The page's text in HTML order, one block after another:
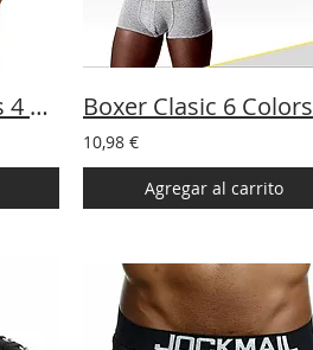
Suspensorio Rayas 4 colores Boxer Clasic 6 Colors
10,98 €
Agregar al carrito